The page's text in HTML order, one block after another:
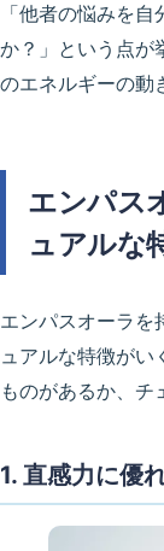
「他者の悩みを
か？」という点が
のエネルギーの動
エンパス
ュアルな
エンパスオーラを
ュアルな特徴がい
ものがあるか、チ
1. 直感力に優